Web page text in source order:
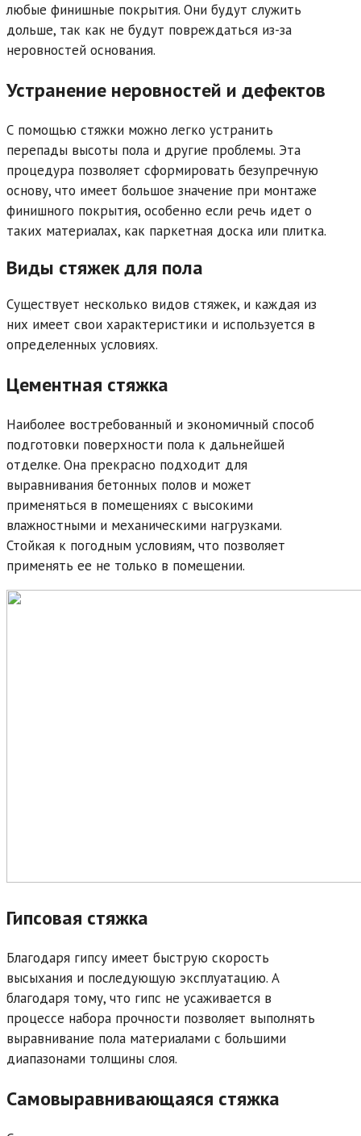
любые финишные покрытия. Они будут служить
дольше, так как не будут повреждаться из-за
неровностей основания.
Устранение неровностей и дефектов
С помощью стяжки можно легко устранить
перепады высоты пола и другие проблемы. Эта
процедура позволяет сформировать безупречную
основу, что имеет большое значение при монтаже
финишного покрытия, особенно если речь идет о
таких материалах, как паркетная доска или плитка.
Виды стяжек для пола
Существует несколько видов стяжек, и каждая из
них имеет свои характеристики и используется в
определенных условиях.
Цементная стяжка
Наиболее востребованный и экономичный способ
подготовки поверхности пола к дальнейшей
отделке. Она прекрасно подходит для
выравнивания бетонных полов и может
применяться в помещениях с высокими
влажностными и механическими нагрузками.
Стойкая к погодным условиям, что позволяет
применять ее не только в помещении.
Гипсовая стяжка
Благодаря гипсу имеет быструю скорость
высыхания и последующую эксплуатацию. А
благодаря тому, что гипс не усаживается в
процессе набора прочности позволяет выполнять
выравнивание пола материалами с большими
диапазонами толщины слоя.
Самовыравнивающаяся стяжка